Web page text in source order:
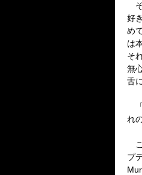
そ
好
め
は
そ
無
舌
「
れ
こ
プ